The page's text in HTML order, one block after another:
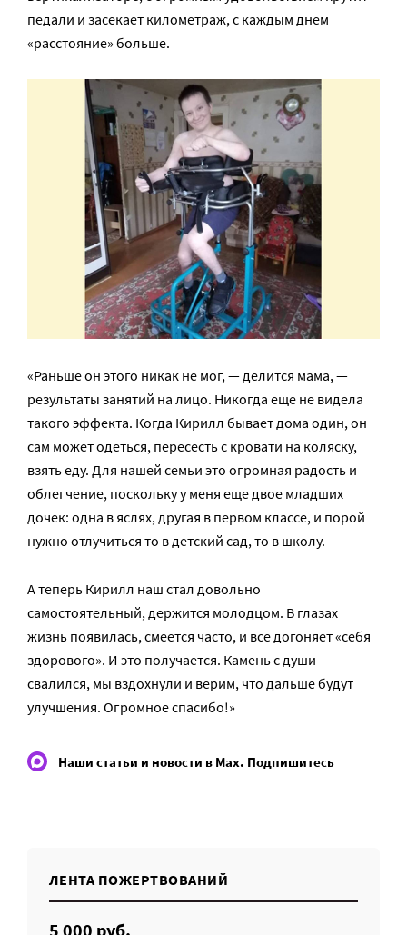
педали и засекает километраж, с каждым днем
«расстояние» больше.
«Раньше он этого никак не мог, — делится мама, —
результаты занятий на лицо. Никогда еще не видела
такого эффекта. Когда Кирилл бывает дома один, он
сам может одеться, пересесть с кровати на коляску,
взять еду. Для нашей семьи это огромная радость и
облегчение, поскольку у меня еще двое младших
дочек: одна в яслях, другая в первом классе, и порой
нужно отлучиться то в детский сад, то в школу.
А теперь Кирилл наш стал довольно
самостоятельный, держится молодцом. В глазах
жизнь появилась, смеется часто, и все догоняет «себя
здорового». И это получается. Камень с души
свалился, мы вздохнули и верим, что дальше будут
улучшения. Огромное спасибо!»
Наши статьи и новости в Max. Подпишитесь
ЛЕНТА ПОЖЕРТВОВАНИЙ
5 000 руб.